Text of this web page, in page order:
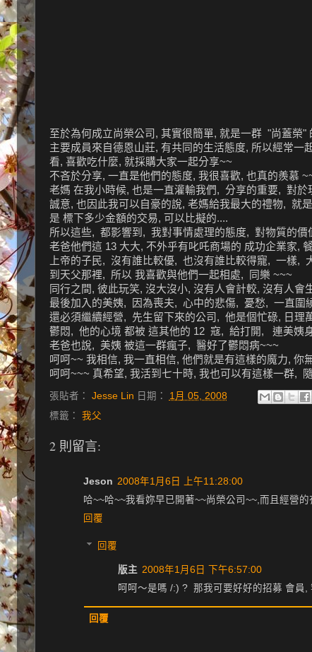
至於為何成立尚榮公司, 其實很簡單, 就是一群 "尚蓋榮"
主要成員來自德恩山莊, 有共同的生活態度, 所以經常一
看, 喜歡吃什麼, 就採購大家一起分享~~
不吝於分享, 一直是他們的態度, 我很喜歡, 也真的羨慕
老媽 在我小時候, 也是一直灌輸我們, 分享的重要, 對於
誠意, 也因此我可以自豪的說, 老媽給我最大的禮物, 就
是 標下多少金額的交易, 可以比擬的....
所以這些, 都影響到, 我對事情處理的態度, 對物質的
老爸他們這 13 大大, 不外乎有叱吒商場的 成功企業家
上帝的子民, 沒有誰比較優, 也沒有誰比較得寵, 一樣,
到天父那裡, 所以 我喜歡與他們一起相處, 同樂 ~~~
同行之間, 彼此玩笑, 沒大沒小, 沒有人會計較, 沒有人
最後加入的美姨, 因為喪夫, 心中的悲傷, 憂愁, 一直圍
還必須繼續經營, 先生留下來的公司, 他是個忙碌, 日
鬱悶, 他的心境 都被 這其他的 12 寇, 給打開, 連美姨
老爸也說, 美姨 被這一群瘋子, 醫好了鬱悶病~~~
呵呵~~ 我相信, 我一直相信, 他們就是有這樣的魔力,
呵呵~~~ 真希望, 我活到七十時, 我也可以有這樣一群,
張貼者： Jesse Lin 日期： 1月 05, 2008
標籤： 我父
2 則留言:
Jeson 2008年1月6日 上午11:28:00
哈~~哈~~我看妳早已開著~~尚榮公司~~,而且經營
回覆
回覆
版主 2008年1月6日 下午6:57:00
呵呵～是嗎 /:) ? 那我可要好好的招募 會員
回覆